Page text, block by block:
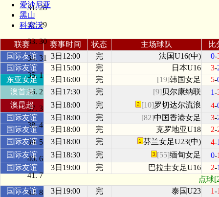
28
29
30
31
1
2
3
4
5
6
7
8
爱沙尼亚
黑山
科索沃
联赛 赛事时间 状态 主场球队
比
国际友谊
3日12:00 完 法国U16(中) 0-
国际友谊
3日15:00 完 日本U16 3-
东亚女足
3日16:00 完 [19]韩国女足 5-
澳首超
3日17:30 完 [9] 贝尔康纳联 1-
澳昆超
3日18:00 完 [10]罗切达尔流浪 4-
国际友谊
3日18:00 完 [82]中国香港女足 3-
国际友谊
3日18:00 完 克罗地亚U18 2-
国际友谊
3日18:00 完 芬兰女足U23(中) 4-
国际友谊
3日18:30 完 [55]缅甸女足 0-
国际友谊
3日19:00 完 巴拉圭女足U16 2-
点球
国际友谊
3日19:00 完 泰国U23 1-